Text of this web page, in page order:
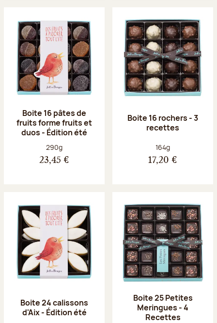
Boite 16 pâtes de
fruits forme fruits et
duos - Édition été
Poids net :
290g
23,45 €
Boite 16 rochers - 3
recettes
Poids net :
164g
17,20 €
Boite 24 calissons
d'Aix - Édition été
Boite 25 Petites
Meringues - 4
Recettes